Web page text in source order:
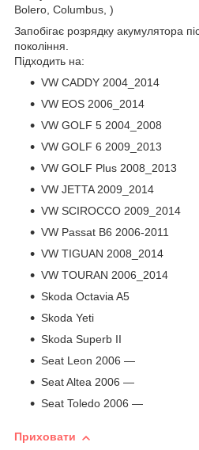
Bolero, Columbus, )
Запобігає розрядку акумулятора
покоління.
Підходить на:
VW CADDY 2004_2014
VW EOS 2006_2014
VW GOLF 5 2004_2008
VW GOLF 6 2009_2013
VW GOLF Plus 2008_2013
VW JETTA 2009_2014
VW SCIROCCO 2009_2014
VW Passat B6 2006-2011
VW TIGUAN 2008_2014
VW TOURAN 2006_2014
Skoda Octavia A5
Skoda Yeti
Skoda Superb II
Seat Leon 2006 —
Seat Altea 2006 —
Seat Toledo 2006 —
Приховати